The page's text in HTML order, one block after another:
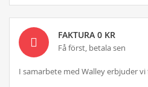
FAKTURA 0 KR
Få först, betala sen
I samarbete med Walley erbjuder